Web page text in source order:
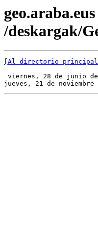
/deskargak/
[Al directorio principal]
viernes, 28 de junio
jueves, 21 de